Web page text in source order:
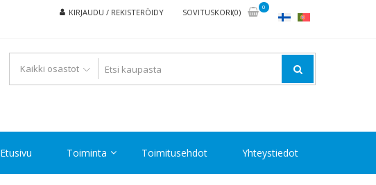
KIRJAUDU / REKISTERÖIDY SOVITUSKORI(0)
0
Etusivu Toiminta Toimitusehdot Yhteystiedot